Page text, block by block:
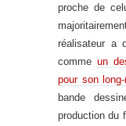
proche de
réalisateur a
commeun
pour son
bande
production du